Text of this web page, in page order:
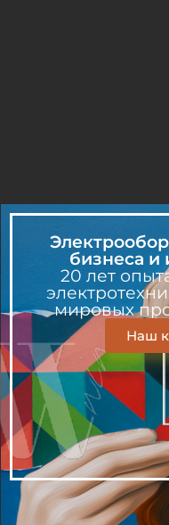
бизнеса и
20 лет
мировых
Наш